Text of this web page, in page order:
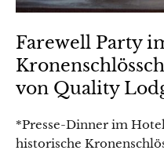
Farewell Party
von Quality
*Presse-Dinner im
historische